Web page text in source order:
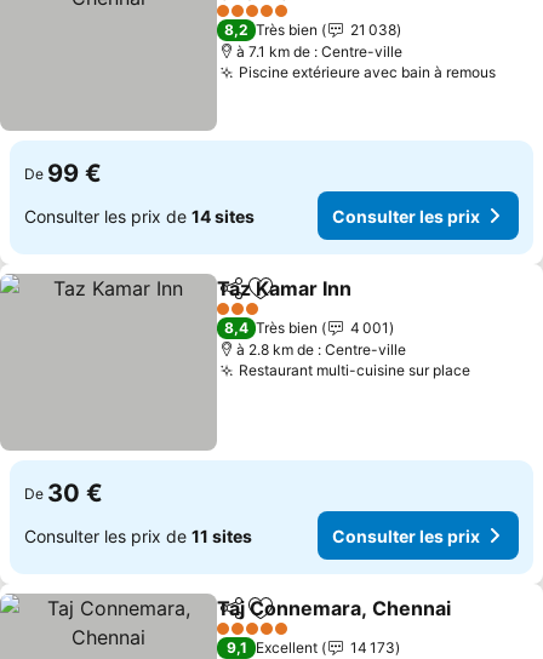
Consulter les prix
5 Étoiles
8,2 Très bien
21 038
à 7.1 km de : Centre-ville
Piscine extérieure avec bain à remous
De 99 €
Consulter les prix de 14 sites Consulter les prix
PartagerAjouter à mes favoris
Taz Kamar Inn
3 Étoiles
8,4 Très bien
4 001
à 2.8 km de : Centre-ville
Restaurant multi-cuisine sur place
De 30 €
Consulter les prix de 11 sites Consulter les prix
PartagerAjouter à mes favoris
Taj Connemara, Chennai
5 Étoiles
9,1 Excellent
14 173